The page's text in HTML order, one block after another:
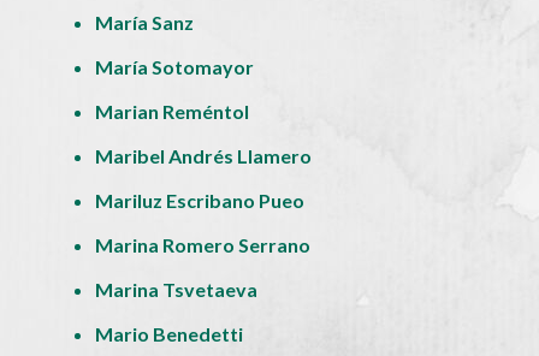
María Sanz
María Sotomayor
Marian Reméntol
Maribel Andrés Llamero
Mariluz Escribano Pueo
Marina Romero Serrano
Marina Tsvetaeva
Mario Benedetti